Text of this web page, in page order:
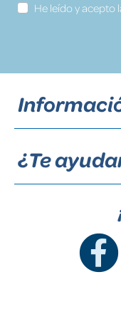
He leído y acepto
¿Te